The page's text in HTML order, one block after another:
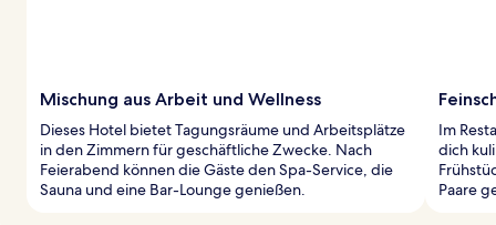
Mischung aus Arbeit und Wellness
Dieses Hotel bietet Tagungsräume und Arbeitsplätze
in den Zimmern für geschäftliche Zwecke. Nach
Feierabend können die Gäste den Spa-Service, die
Sauna und eine Bar-Lounge genießen.
Im
dich
Paare